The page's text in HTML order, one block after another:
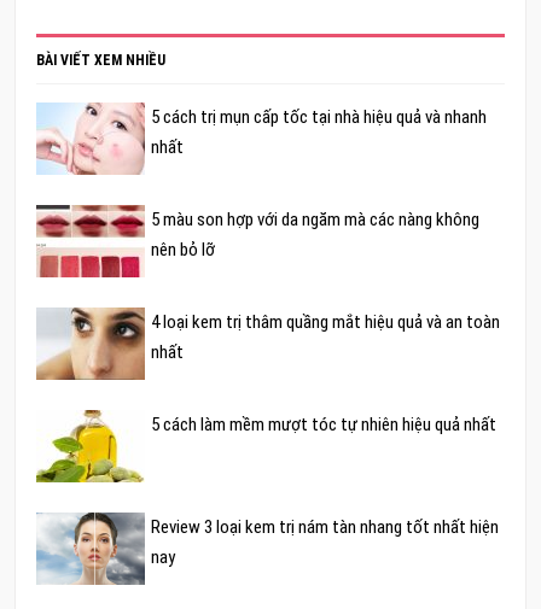
BÀI VIẾT XEM NHIỀU
5 cách trị mụn cấp tốc tại nhà hiệu quả và nhanh
nhất
5 màu son hợp với da ngăm mà các nàng không
nên bỏ lỡ
4 loại kem trị thâm quầng mắt hiệu quả và an toàn
nhất
5 cách làm mềm mượt tóc tự nhiên hiệu quả nhất
Review 3 loại kem trị nám tàn nhang tốt nhất hiện
nay